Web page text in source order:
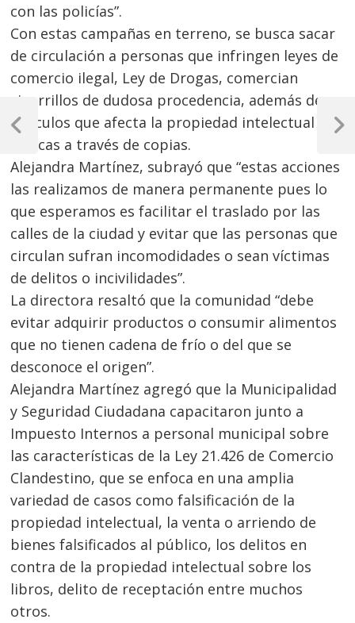
con las policías”.
Con estas campañas en terreno, se busca sacar
de circulación a personas que infringen leyes de
comercio ilegal, Ley de Drogas, comercian
cigarrillos de dudosa procedencia, además de
artículos que afecta la propiedad intelectual y
marcas a través de copias.
Alejandra Martínez, subrayó que “estas acciones
las realizamos de manera permanente pues lo
que esperamos es facilitar el traslado por las
calles de la ciudad y evitar que las personas que
circulan sufran incomodidades o sean víctimas
de delitos o incivilidades”.
La directora resaltó que la comunidad “debe
evitar adquirir productos o consumir alimentos
que no tienen cadena de frío o del que se
desconoce el origen”.
Alejandra Martínez agregó que la Municipalidad
y Seguridad Ciudadana capacitaron junto a
Impuesto Internos a personal municipal sobre
las características de la Ley 21.426 de Comercio
Clandestino, que se enfoca en una amplia
variedad de casos como falsificación de la
propiedad intelectual, la venta o arriendo de
bienes falsificados al público, los delitos en
contra de la propiedad intelectual sobre los
libros, delito de receptación entre muchos
otros.
Navegación
de
entradas
Previous
Next